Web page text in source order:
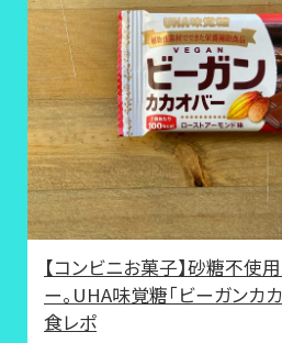
【コンビニお菓子】砂糖不使
ー。UHA味覚糖「ビーガンカ
食レポ